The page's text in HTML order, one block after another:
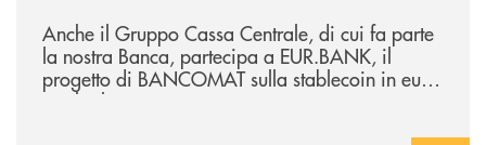
Anche il Gruppo Cassa Centrale, di cui fa parte
la nostra Banca, partecipa a EUR.BANK, il
progetto di BANCOMAT sulla stablecoin in euro
e sul relativo ecosistema